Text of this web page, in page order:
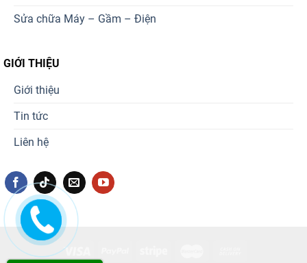
Sửa chữa Máy – Gầm – Điện
GIỚI THIỆU
Giới thiệu
Tin tức
Liên hệ